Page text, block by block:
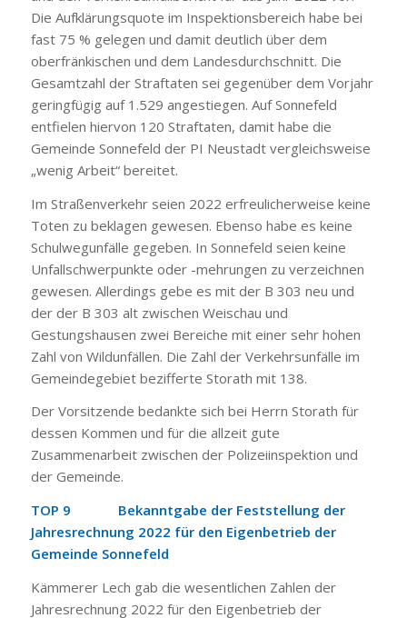
Die Aufklärungsquote im Inspektionsbereich habe bei
fast 75 % gelegen und damit deutlich über dem
oberfränkischen und dem Landesdurchschnitt. Die
Gesamtzahl der Straftaten sei gegenüber dem Vorjahr
geringfügig auf 1.529 angestiegen. Auf Sonnefeld
entfielen hiervon 120 Straftaten, damit habe die
Gemeinde Sonnefeld der PI Neustadt vergleichsweise
„wenig Arbeit“ bereitet.
Im Straßenverkehr seien 2022 erfreulicherweise keine
Toten zu beklagen gewesen. Ebenso habe es keine
Schulwegunfälle gegeben. In Sonnefeld seien keine
Unfallschwerpunkte oder -mehrungen zu verzeichnen
gewesen. Allerdings gebe es mit der B 303 neu und
der der B 303 alt zwischen Weischau und
Gestungshausen zwei Bereiche mit einer sehr hohen
Zahl von Wildunfällen. Die Zahl der Verkehrsunfälle im
Gemeindegebiet bezifferte Storath mit 138.
Der Vorsitzende bedankte sich bei Herrn Storath für
dessen Kommen und für die allzeit gute
Zusammenarbeit zwischen der Polizeiinspektion und
der Gemeinde.
TOP 9 Bekanntgabe der Feststellung der
Jahresrechnung 2022 für den Eigenbetrieb der
Gemeinde Sonnefeld
Kämmerer Lech gab die wesentlichen Zahlen der
Jahresrechnung 2022 für den Eigenbetrieb der